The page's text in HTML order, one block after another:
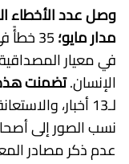
وصل عدد الأخطاء
مدار مايو؛
الإنسان.تضمنت
عدم ذكر مصادر